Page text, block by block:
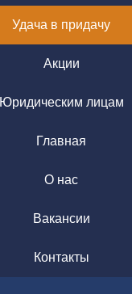
Удача в придачу
Акции
Юридическим лицам
Главная
О нас
Вакансии
Контакты